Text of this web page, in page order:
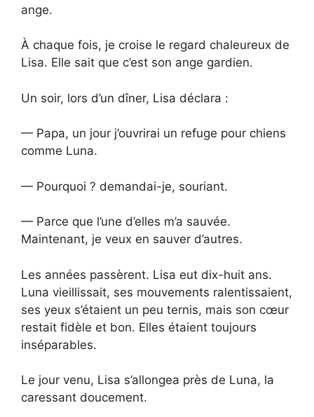
ange.
À chaque fois, je croise le regard chaleureux de
Lisa. Elle sait que c’est son ange gardien.
Un soir, lors d’un dîner, Lisa déclara :
— Papa, un jour j’ouvrirai un refuge pour chiens
comme Luna.
— Pourquoi ? demandai-je, souriant.
— Parce que l’une d’elles m’a sauvée.
Maintenant, je veux en sauver d’autres.
Les années passèrent. Lisa eut dix-huit ans.
Luna vieillissait, ses mouvements ralentissaient,
ses yeux s’étaient un peu ternis, mais son cœur
restait fidèle et bon. Elles étaient toujours
inséparables.
Le jour venu, Lisa s’allongea près de Luna, la
caressant doucement.